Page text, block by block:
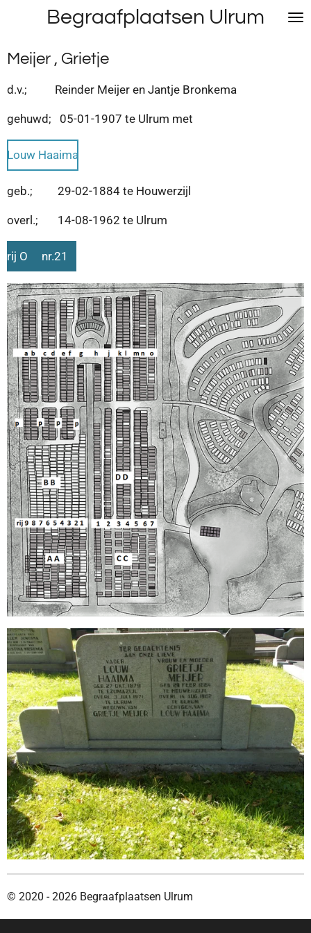
naar
de
hoofdinhoud
Begraafplaatsen Ulrum
Meijer , Grietje
d.v.; Reinder Meijer en Jantje Bronkema
gehuwd; 05-01-1907 te Ulrum met
Louw Haaima
geb.; 29-02-1884 te Houwerzijl
overl.; 14-08-1962 te Ulrum
rij O nr.21
© 2020 - 2026 Begraafplaatsen Ulrum